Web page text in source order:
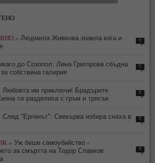
» Людмила Живкова знаела кога и
0
до Созопол: Лина Григорова сбъдна
собствена галерия
0
Любовта им приключи! Брадърите
се разделиха с гръм и трясък
0
След "Ергенът": Свекърва избира снаха в
0
» Уж беше самоубийство -
за смъртта на Тодор Славков
0